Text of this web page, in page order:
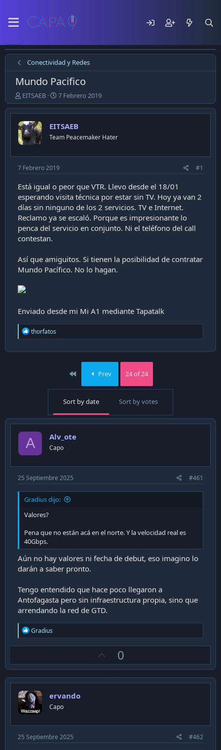
Conectividad y Redes
Mundo Pacifico
E
m
p
e
z
ó
l
t
e
m
EITSAEB
F
e
c
a
d
p
u
b
c
a
c
i
7 Febrero 2019
EITSAEB
Team Peacemaker Hater
7 Febrero 2019 #1
Está igual o peor que VTR. Llevo desde el 18/01
esperando visita técnica por estar sin TV. Hoy ya van 2
días sin ninguno de los 2 servicios. TV e Internet.
Reclamo ya se escaló. Porque es impresionante lo
penca del servicio en conjunto. Ni el teléfono del call
contestan.
Así que amiguitos. Si tienen la posibilidad de contratar
Mundo Pacífico. No lo hagan.
Enviado desde mi Mi A1 mediante Tapatalk
R
e
c
thorfatos
First Prev 24 of 24
Sort by date Sort by votes
A Alv_ote
Capo
25 Septiembre 2025 #461
Gradius dijo:
Valores?
Pena que no están acá en el norte. Y la velocidad real es
40Gbps.
Aún no hay valores ni fecha de debut, eso imagino lo
darán a saber pronto.
Tengo entendido que hace poco llegaron a
Antofagasta pero sin infraestructura propia, sino que
arrendando la red de GTD.
R
e
a
i
o
n
s
:
Gradius
p
v
0
ervando
Capo
25 Septiembre 2025 #462